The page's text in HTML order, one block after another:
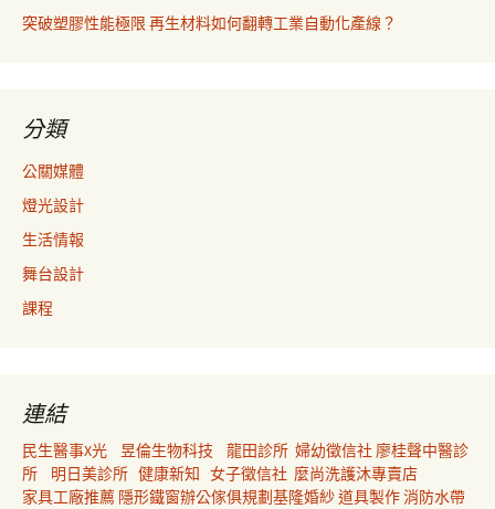
突破塑膠性能極限 再生材料如何翻轉工業自動化產線？
分類
公關媒體
燈光設計
生活情報
舞台設計
課程
連結
民生醫事X光 昱倫生物科技 龍田診所 婦幼徵信社 廖桂聲中醫診
所
明日美診所 健康新知 女子徵信社 麼尚洗護沐專賣店
家具工廠推薦 隱形鐵窗辦公傢俱規劃基隆婚紗道具製作消防水帶